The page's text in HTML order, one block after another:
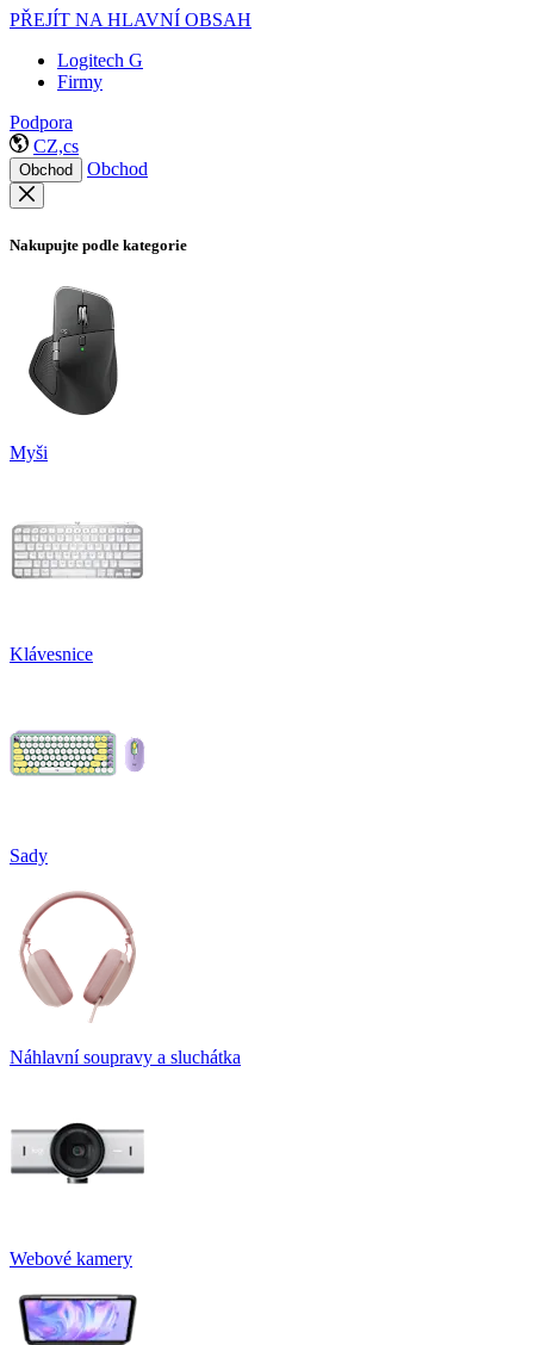
PŘEJÍT NA HLAVNÍ OBSAH
Logitech G
Firmy
Podpora
CZ,cs
Obchod Obchod
Nakupujte podle kategorie
Myši
Klávesnice
Sady
Náhlavní soupravy a sluchátka
Webové kamery